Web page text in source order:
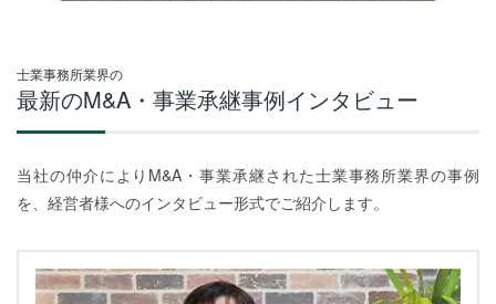
士業事務所業界の
最新のM&A・事業承継事例インタビュー
当社の仲介によりM&A・事業承継された士業事務所業界の事例
を、経営者様へのインタビュー形式でご紹介します。